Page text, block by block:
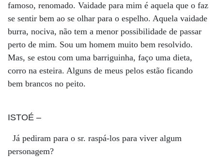
famoso, renomado. Vaidade para mim é aquela que o faz
se sentir bem ao se olhar para o espelho. Aquela vaidade
burra, nociva, não tem a menor possibilidade de passar
perto de mim. Sou um homem muito bem resolvido.
Mas, se estou com uma barriguinha, faço uma dieta,
corro na esteira. Alguns de meus pelos estão ficando
bem brancos no peito.
ISTOÉ –
Já pediram para o sr. raspá-los para viver algum
personagem?